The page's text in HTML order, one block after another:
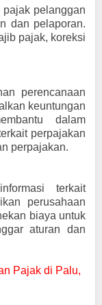
pelanggan
dan pelaporan.
pajak, koreksi
perencanaan
keuntungan
dalam
perpajakan
perpajakan.
terkait
perusahaan
biaya untuk
aturan dan
Pajak di Palu,